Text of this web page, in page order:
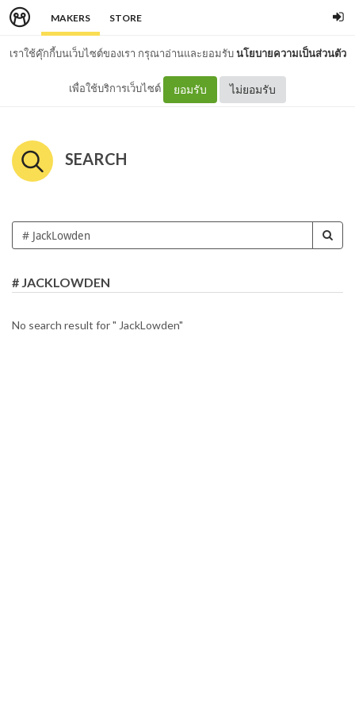
MAKERS STORE
เราใช้คุ๊กกี้บนเว็บไซต์ของเรา กรุณาอ่านและยอมรับนโยบายความเป็นส่วนตัว
เพื่อใช้บริการเว็บไซต์ ยอมรับ ไม่ยอมรับ
SEARCH
# JACKLOWDEN
No search result for " JackLowden"